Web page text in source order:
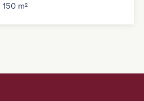
150 m²